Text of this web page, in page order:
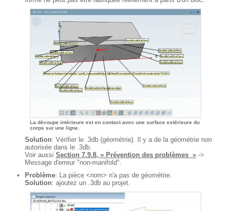
La découpe intérieure est en contact avec une surface extérieure du
corps sur une ligne.
Solution: Vérifier le .3db (géométrie). Il y a de la géométrie non
autorisée dans le .3db.
Voir aussi Section 7.9.8, « Prévention des problèmes » ->
Message d'erreur "non-manifold".
Problème: La pièce <nom> n'a pas de géométrie.
Solution: ajoutez un .3db au projet.